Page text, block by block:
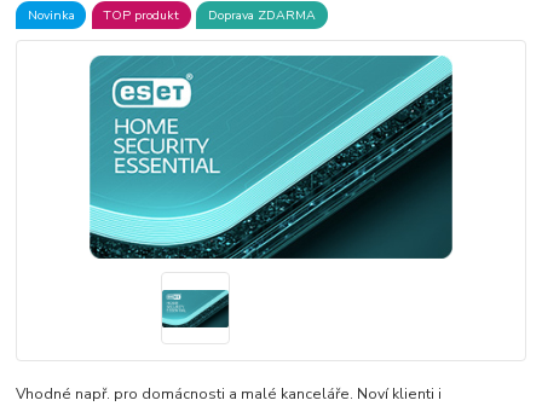
Novinka TOP produkt Doprava ZDARMA
Vhodné např. pro domácnosti a malé kanceláře. Noví klienti i